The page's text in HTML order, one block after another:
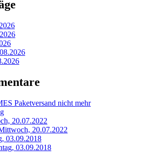
Paketversand nicht mehr
20.07.2022
20.07.2022
03.09.2018
03.09.2018